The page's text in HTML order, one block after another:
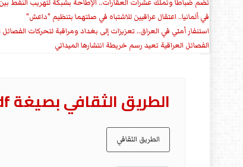
تضم ضباطاً وتملك عشرات العقارات.. الإطاحة بشبكة لتهريب النفط
في ألمانيا.. اعتقال عراقيين للاشتباه في صلتهما بتنظيم "داعش"
استنفار أمني في العراق.. تعزيزات إلى بغداد ومراقبة لتحركات
الفصائل العراقية تعيد رسم خريطة انتشارها الميداني
الطریق الثقافي بصیغة pdf
الطريق الثقافي